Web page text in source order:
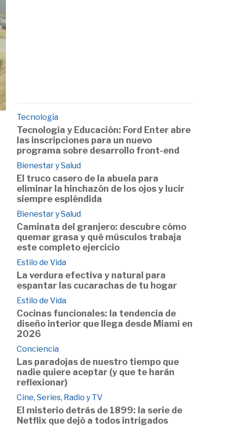
Tecnología
Tecnología y Educación: Ford Enter abre
las inscripciones para un nuevo
programa sobre desarrollo front-end
Bienestar y Salud
El truco casero de la abuela para
eliminar la hinchazón de los ojos y lucir
siempre espléndida
Bienestar y Salud
Caminata del granjero: descubre cómo
quemar grasa y qué músculos trabaja
este completo ejercicio
Estilo de Vida
La verdura efectiva y natural para
espantar las cucarachas de tu hogar
Estilo de Vida
Cocinas funcionales: la tendencia de
diseño interior que llega desde Miami en
2026
Conciencia
Las paradojas de nuestro tiempo que
nadie quiere aceptar (y que te harán
reflexionar)
Cine, Series, Radio y TV
El misterio detrás de 1899: la serie de
Netflix que dejó a todos intrigados